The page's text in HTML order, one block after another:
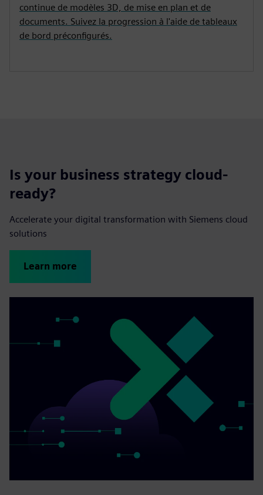
continue de modèles 3D, de mise en plan et de
documents. Suivez la progression à l'aide de tableaux
de bord préconfigurés.
Is your business strategy cloud-
ready?
Accelerate your digital transformation with Siemens cloud
solutions
Learn more